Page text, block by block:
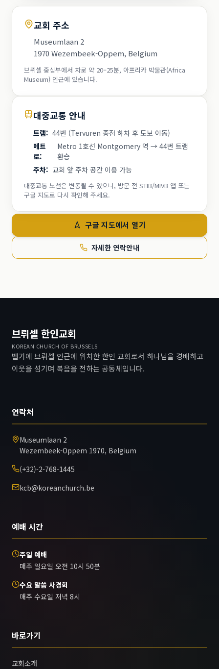
교회 주소
Museumlaan 2
1970 Wezembeek-Oppem, Belgium
브뤼셀 중심부에서 차로 약 20–25분, 아프리카 박물관(Africa
Museum) 인근에 있습니다.
대중교통 안내
트램: 44번 (Tervuren 종점 하차 후 도보 이동)
메트
로:
Metro 1호선 Montgomery 역 → 44번 트램
환승
주차: 교회 앞 주차 공간 이용 가능
대중교통 노선은 변동될 수 있으니, 방문 전 STIB/MIVB 앱 또는
구글 지도로 다시 확인해 주세요.
구글 지도에서 열기
자세한 연락안내
브뤼셀 한인교회
KOREAN CHURCH OF BRUSSELS
벨기에 브뤼셀 인근에 위치한 한인 교회로서 하나님을 경배하고
이웃을 섬기며 복음을 전하는 공동체입니다.
연락처
Museumlaan 2
Wezembeek-Oppem 1970, Belgium
(+32)-2-768-1445
kcb@koreanchurch.be
예배 시간
주일 예배
매주 일요일 오전 10시 50분
수요 말씀 사경회
매주 수요일 저녁 8시
바로가기
교회소개